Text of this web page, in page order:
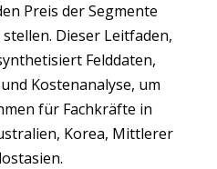
Preis der Segmente
Dieser Leitfaden,
Felddaten,
Kostenanalyse, um
für Fachkräfte in
Korea, Mittlerer